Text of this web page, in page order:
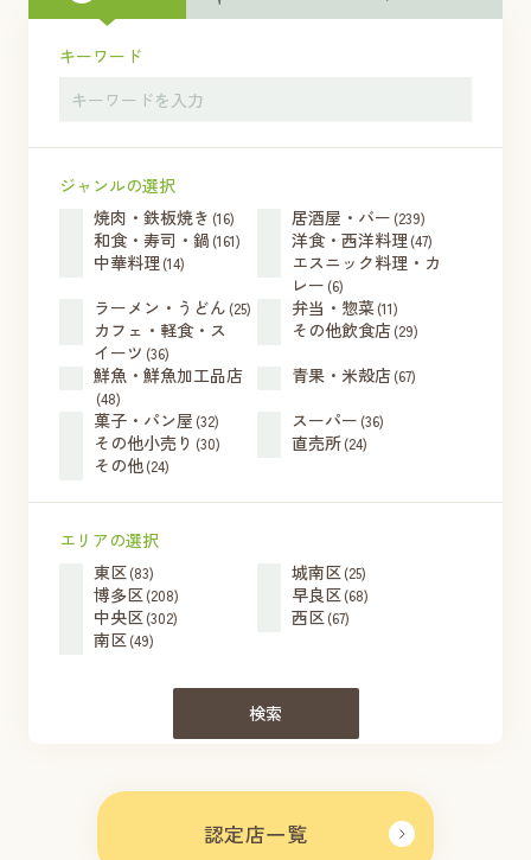
認定店一覧
キーワード
ジャンルの選択
焼肉・鉄板焼き (16) 居酒屋・バー (239)
和食・寿司・鍋 (161) 洋食・西洋料理 (47)
中華料理 (14)
エスニック料理・カ
レー (6)
ラーメン・うどん (25) 弁当・惣菜(11)
カフェ・軽食・ス
イーツ (36)
その他飲食店(29)
鮮魚・鮮魚加工品店
(48)
青果・米殻店(67)
菓子・パン屋 (32) スーパー (36)
その他小売り (30) 直売所(24)
その他(24)
エリアの選択
東区(83) 城南区(25)
博多区(208) 早良区(68)
中央区(302) 西区(67)
南区(49)
検索